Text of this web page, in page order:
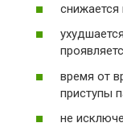
снижается
время от
приступы
не